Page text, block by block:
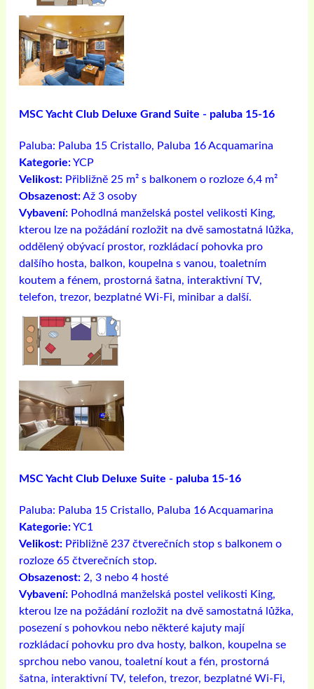
MSC Yacht Club Deluxe Grand Suite - paluba 15-16
Paluba: Paluba 15 Cristallo, Paluba 16 Acquamarina
Kategorie:YCP
Velikost: Přibližně 25 m² s balkonem o rozloze 6,4 m²
Obsazenost:Až 3 osoby
Vybavení: Pohodlná manželská postel velikosti King,
kterou lze na požádání rozložit na dvě samostatná lůžka,
oddělený obývací prostor, rozkládací pohovka pro
dalšího hosta, balkon, koupelna s vanou, toaletním
koutem a fénem, ​​prostorná šatna, interaktivní TV,
telefon, trezor, bezplatné Wi-Fi, minibar a další.
MSC Yacht Club Deluxe Suite - paluba 15-16
Paluba: Paluba 15 Cristallo, Paluba 16 Acquamarina
Kategorie:YC1
Velikost: Přibližně 237 čtverečních stop s balkonem o
rozloze 65 čtverečních stop.
Obsazenost: 2, 3 nebo 4 hosté
Vybavení: Pohodlná manželská postel velikosti King,
kterou lze na požádání rozložit na dvě samostatná lůžka,
posezení s pohovkou nebo některé kajuty mají
rozkládací pohovku pro dva hosty, balkon, koupelna se
sprchou nebo vanou, toaletní kout a fén, prostorná
šatna, interaktivní TV, telefon, trezor, bezplatné Wi-Fi,